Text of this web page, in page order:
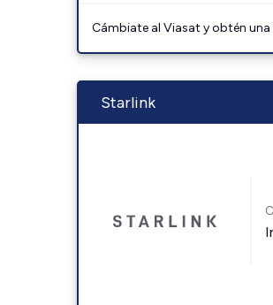
Cámbiate al Viasat y obtén
Starlink